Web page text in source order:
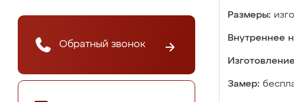
Обратный звонок
Размеры:
Внутреннее
Замер: